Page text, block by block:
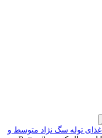
غذای توله سگ نژاد متوسط و